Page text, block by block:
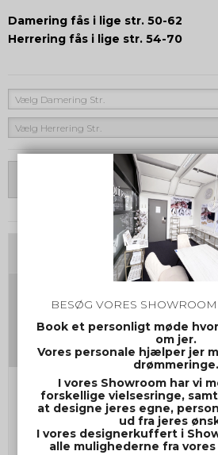
Damering fås i lige str. 50-62
Herrering fås i lige str. 54-70
Vælg Damering Str.
Vælg Herrering Str.
(Max 30 tegn inkl mellemrum og
Gravering herrering
(Max 30 tegn inkl mellemrum og
BESØG VORES
Book et personligt møde
om jer.
Vores personale hjælper jer
drømmeringe.
I vores Showroom har vi
forskellige vielsesringe,
at designe jeres egne,
ud fra jeres
I vores designerkuffert i
alle mulighederne fra